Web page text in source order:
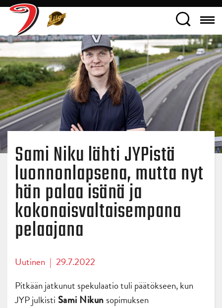
Sami Niku lähti JYPistä
luonnonlapsena, mutta nyt
hän palaa isänä ja
kokonaisvaltaisempana
pelaajana
Uutinen | 29.7.2022
Pitkään jatkunut spekulaatio tuli päätökseen, kun
JYP julkisti Sami Nikun sopimuksen